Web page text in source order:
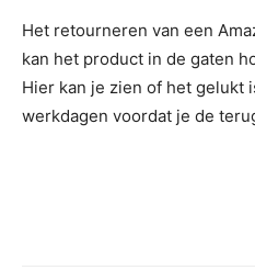
Het retourneren van een
kan het product in de gaten
Hier kan je zien of het gelukt
werkdagen voordat je de